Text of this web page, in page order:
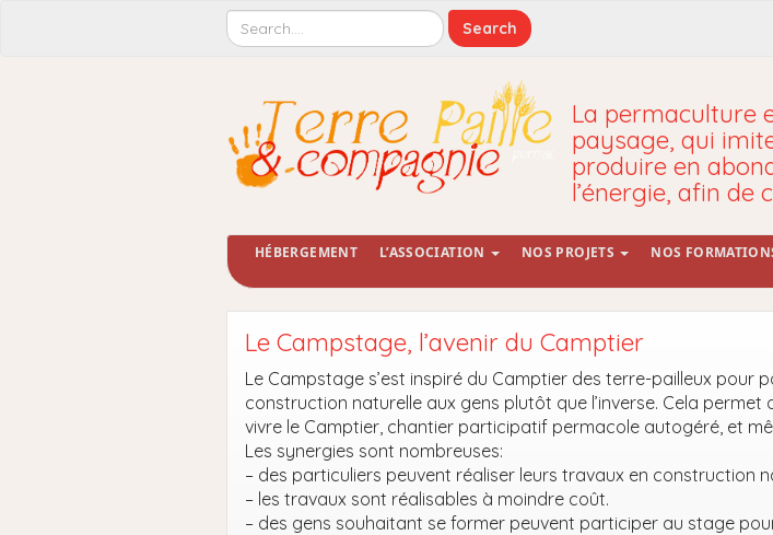
La permaculture
paysage, qui
produire en
l’énergie, afin de
HÉBERGEMENT L’ASSOCIATION NOS PROJETS NOS
Le Campstage, l’avenir du Camptier
Le Campstage s’est inspiré du Camptier des terre-pailleux pour
construction naturelle aux gens plutôt que l’inverse. Cela permet
vivre le Camptier, chantier participatif permacole autogéré, et
Les synergies sont nombreuses:
– des particuliers peuvent réaliser leurs travaux en construction
– les travaux sont réalisables à moindre coût.
– des gens souhaitant se former peuvent participer au stage